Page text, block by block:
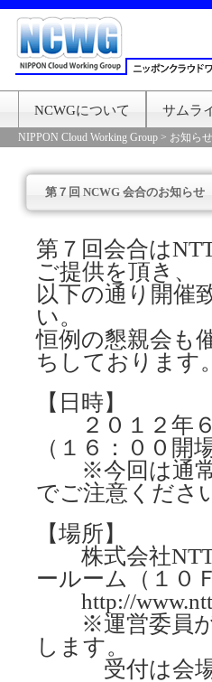
NCWGについて サムラ
NIPPON Cloud Working Group > お知らせ
第７回 NCWG 会合のお知らせ
第７回会合は
ご提供を頂き、
以下の通り開催
い。
恒例の懇親会も
ちしております。
【日時】
２０１２年６
（１６：００開場
※今回は通常
でご注意くださ
【場所】
株式会社
ールーム（１０Ｆ
http://
※運営委員が
します。
受付は会場